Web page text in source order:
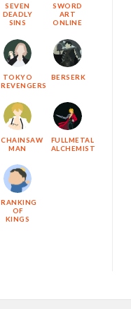
SEVEN
DEADLY
SINS
SWORD
ART
ONLINE
TOKYO
REVENGERS
BERSERK
CHAINSAW
MAN
FULLMETAL
ALCHEMIST
RANKING
OF
KINGS